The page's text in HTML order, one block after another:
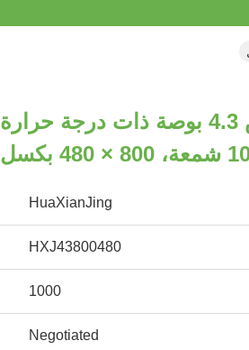
وحدة شاشة LCD TFT IPS مقاس 4.3 بوصة ذات درجة حرارة
HuaXianJing
HXJ43800480
1000
Negotiated